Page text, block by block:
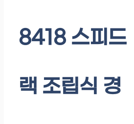
8418 스피드
랙 조립식 경